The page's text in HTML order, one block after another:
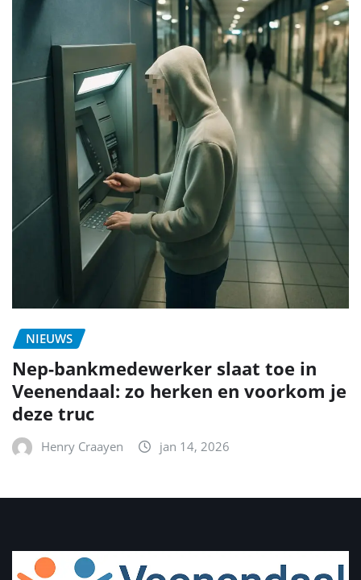
NIEUWS
Nep-bankmedewerker slaat toe in
Veenendaal: zo herken en voorkom je
deze truc
Henry Craayen jan 14, 2026